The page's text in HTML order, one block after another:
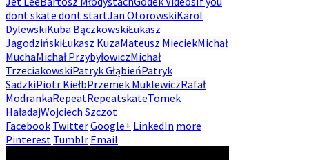
dont skate dont startJan OtorowskiKarol
DylewskiKuba BączkowskiŁukasz
JagodzińskiŁukasz KuzaMateusz MieciekMichał
MuchaMichał PrzybyłowiczMichał
TrzeciakowskiPatryk GłąbieńPatryk
SadzkiPiotr KiełbPrzemek MuklewiczRafał
ModrankaRepeatRepeatskateTomek
HaładajWojciech Szczot
Facebook TwitterGoogle+ LinkedIn more
Pinterest Tumblr Email